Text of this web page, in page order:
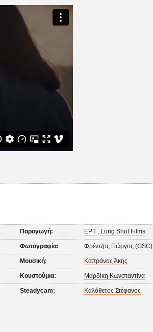
Παραγωγή: ΕΡΤ , Long Shot Films
Φωτογραφία: Φρέντζος Γιώργος (GSC)
Μουσική: Καπράνος Άκης
Κουστούμια: Μαρδίκη Κωνσταντίνα
Steadycam: Καλόθετος Στέφανος